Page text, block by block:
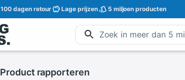
100 dagenretour Lage prijzen 5 miljoen producten
Product rapporteren